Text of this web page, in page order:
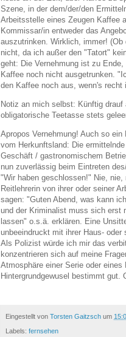
Szene, in der dem/der/den
Arbeitsstelle eines Zeugen Kaffee
Kommissar/in entweder das
auszutrinken. Wirklich, immer!
nicht, da ich außer den "Tatort"
geht: Die Vernehmung ist zu
Kaffee noch nicht ausgetrunken.
den Kaffee noch aus, wenn's
Notiz an mich selbst: Künftig
obligatorische Teetasse stets
Apropos Vernehmung! Auch so
vom Herkunftsland: Die
Geschäft / gastronomischem
nun zuverlässig beim Eintreten
"Wir haben geschlossen!" Nie,
Reitlehrerin von ihrer oder seiner
sagen: "Guten Abend, was kann
und der Kriminalist muss sich erst
lassen" o.s.ä. erklären. Eine
unbeeindruckt mit ihrer Haus- oder
Als Polizist würde ich mir das
konzentrieren sich auf meine
Atmosphäre einer Serie oder
Hintergrundgewusel bestimmt gut.
Eingestellt von Torsten Gaitzsch um
Labels: fernsehen